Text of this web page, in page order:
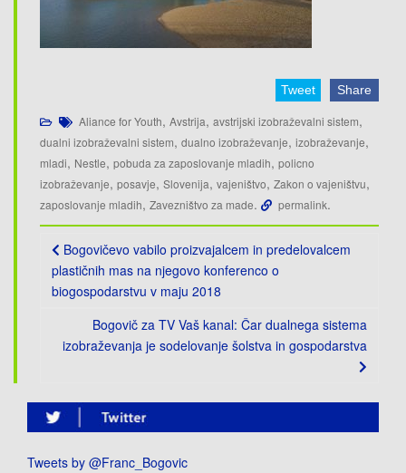
Tweet Share
Aliance for Youth, Avstrija, avstrijski izobraževalni sistem,
dualni izobraževalni sistem, dualno izobraževanje, izobraževanje,
mladi, Nestle, pobuda za zaposlovanje mladih, policno
izobraževanje, posavje, Slovenija, vajeništvo, Zakon o vajeništvu,
zaposlovanje mladih, Zavezništvo za made. permalink.
Post
navigation
Bogovičevo vabilo proizvajalcem in predelovalcem
plastičnih mas na njegovo konferenco o
biogospodarstvu v maju 2018
Bogovič za TV Vaš kanal: Čar dualnega sistema
izobraževanja je sodelovanje šolstva in gospodarstva
Tweets by @Franc_Bogovic